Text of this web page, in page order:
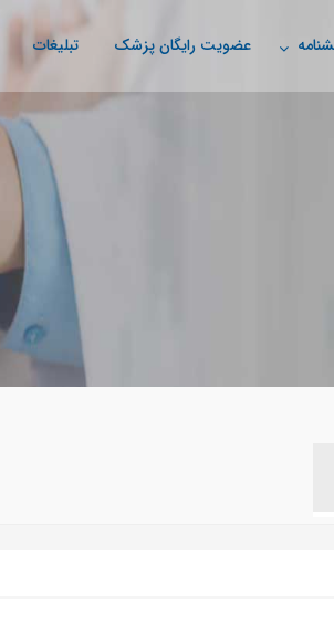
عضویت رایگان پزشک تبلیغات